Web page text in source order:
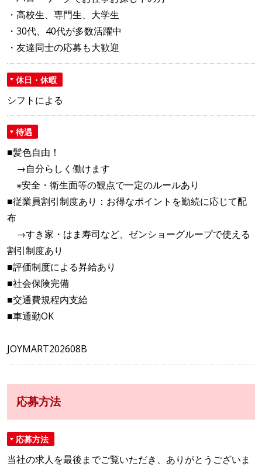
・高校生、専門生、大学生
・30代、40代が多数活躍中
・友達同士の応募も大歓迎
休日・休暇
シフトによる
待遇
■髪色自由！
→自分らしく働けます
※安全・衛生面等の観点で一定のルールあり
■従業員割引制度あり：お得なポイントを勤続に応じて配
布
→すき家・はま寿司など、ゼンショーグループで使える
割引制度あり
■評価制度による昇給あり
■社会保険完備
■交通費規程内支給
■車通勤OK
JOYMART202608B
応募方法
応募方法
当社の求人を最後までご覧いただき、ありがとうございま